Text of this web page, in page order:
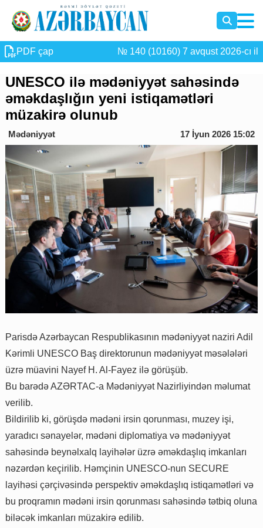
PDF çap № 140 (10160) 7 avqust 2026-cı il
UNESCO ilə mədəniyyət sahəsində
əməkdaşlığın yeni istiqamətləri
müzakirə olunub
Mədəniyyət 17 İyun 2026 15:02
Parisdə Azərbaycan Respublikasının mədəniyyət naziri Adil
Kərimli UNESCO Baş direktorunun mədəniyyət məsələləri
üzrə müavini Nayef H. Al-Fayez ilə görüşüb.
Bu barədə AZƏRTAC-a Mədəniyyət Nazirliyindən məlumat
verilib.
Bildirilib ki, görüşdə mədəni irsin qorunması, muzey işi,
yaradıcı sənayelər, mədəni diplomatiya və mədəniyyət
sahəsində beynəlxalq layihələr üzrə əməkdaşlıq imkanları
nəzərdən keçirilib. Həmçinin UNESCO-nun SECURE
layihəsi çərçivəsində perspektiv əməkdaşlıq istiqamətləri və
bu proqramın mədəni irsin qorunması sahəsində tətbiq oluna
biləcək imkanları müzakirə edilib.